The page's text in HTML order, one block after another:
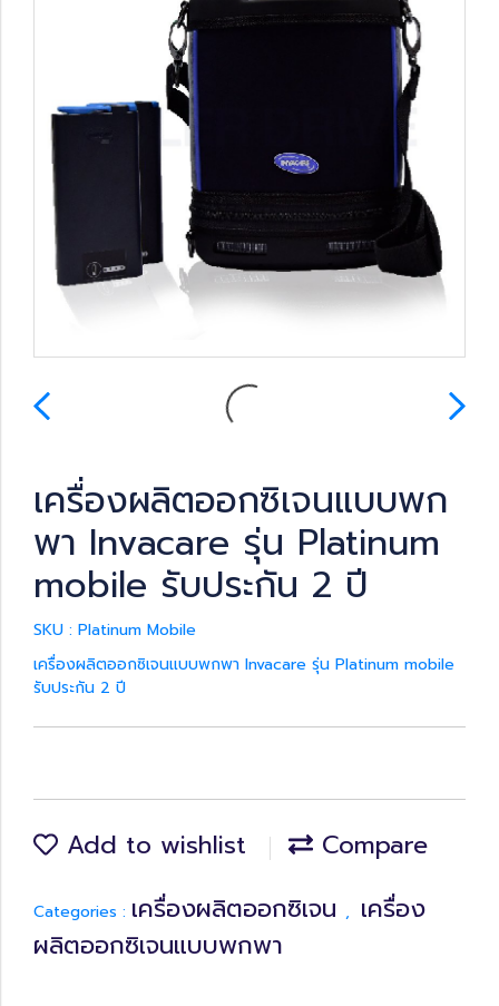
เครื่องผลิตออกซิเจนแบบพก
พา Invacare รุ่น Platinum
mobile รับประกัน 2 ปี
SKU : Platinum Mobile
เครื่องผลิตออกซิเจนแบบพกพา Invacare รุ่น Platinum mobile
รับประกัน 2 ปี
Add to wishlist Compare
Categories : เครื่องผลิตออกซิเจน , เครื่อง
ผลิตออกซิเจนแบบพกพา